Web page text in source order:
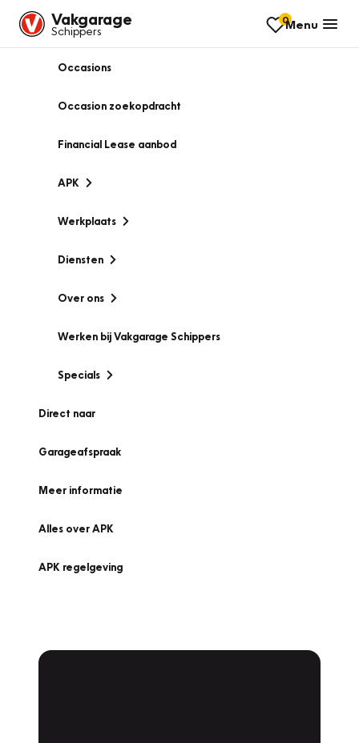
Vakgarage
Schippers
0Menu
Occasions
Occasion zoekopdracht
Financial Lease aanbod
APK
Werkplaats
Diensten
Over ons
Werken bij Vakgarage Schippers
Specials
Direct naar
Garageafspraak
Meer informatie
Alles over APK
APK regelgeving